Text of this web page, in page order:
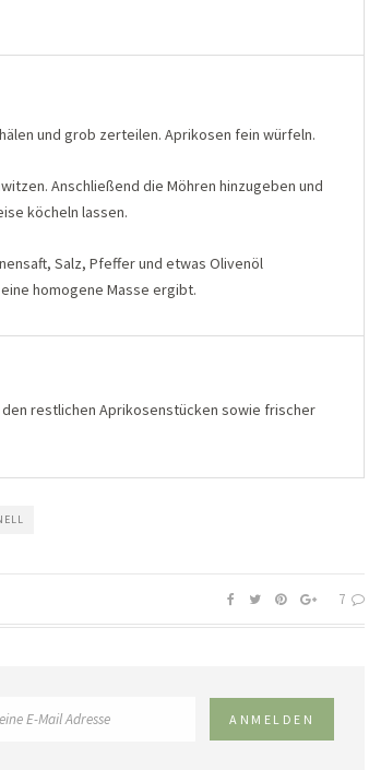
und grob zerteilen. Aprikosen fein würfeln.
Anschließend die Möhren hinzugeben und
köcheln lassen.
Salz, Pfeffer und etwas Olivenöl
homogene Masse ergibt.
restlichen Aprikosenstücken sowie frischer
7